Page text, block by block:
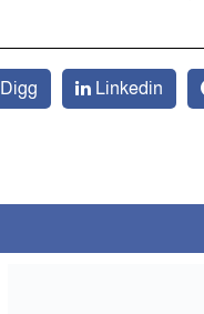
Digg Linkedin